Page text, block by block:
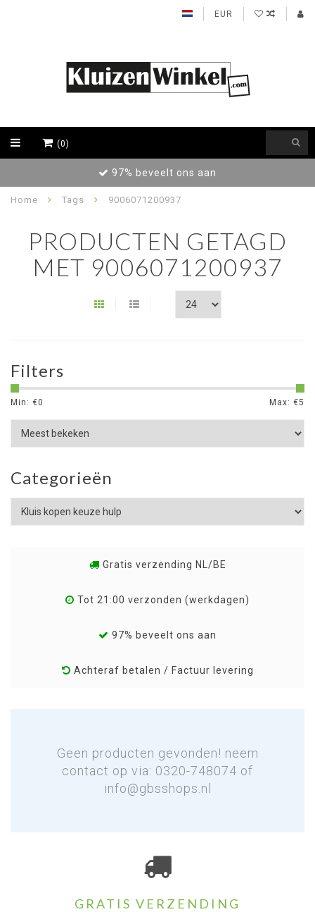
EUR
(0)
97% beveelt ons aan
Home Tags 9006071200937
PRODUCTEN GETAGD
MET 9006071200937
Filters
Min: €0 Max: €5
Categorieën
Gratis verzending NL/BE
Tot 21:00 verzonden (werkdagen)
97% beveelt ons aan
Achteraf betalen / Factuur levering
Geen producten gevonden! neem
contact op via: 0320-748074 of
info@gbsshops.nl
GRATIS VERZENDING